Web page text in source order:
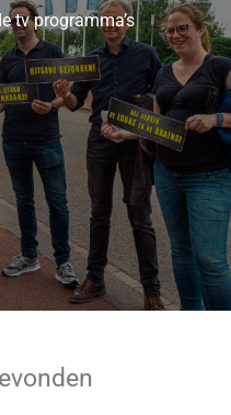
tv programma’s